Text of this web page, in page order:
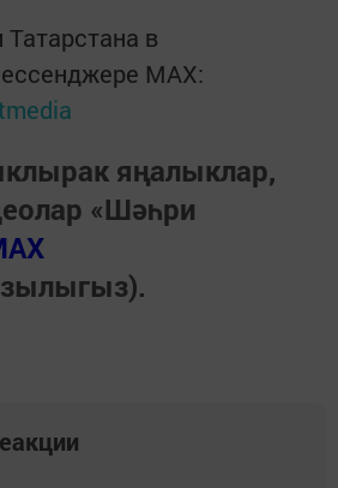
в
MАХ:
яңалыклар,
«Шәһри